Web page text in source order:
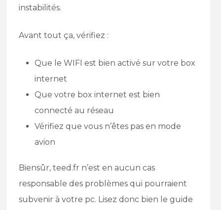
instabilités.
Avant tout ça, vérifiez :
Que le WIFI est bien activé sur votre box
internet
Que votre box internet est bien
connecté au réseau
Vérifiez que vous n’êtes pas en mode
avion
Biensûr, teed.fr n’est en aucun cas
responsable des problèmes qui pourraient
subvenir à votre pc. Lisez donc bien le guide